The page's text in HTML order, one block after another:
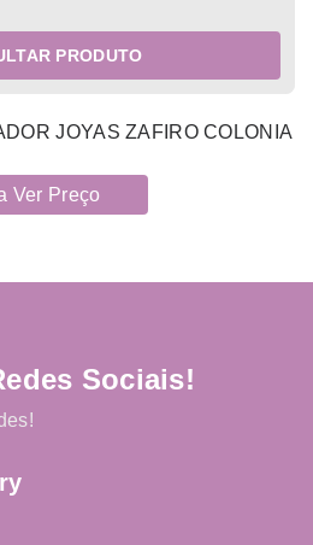
PRODUTO
JOYAS ZAFIRO COLONIA
Ver Preço
Sociais!